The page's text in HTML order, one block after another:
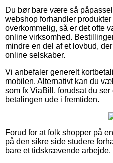
Du bør bare være så
webshop forhandler
overkommelig, så er det ofte
online virksomhed.
mindre en del af et lovbud,
online selskaber.
Vi anbefaler generelt
mobilen. Alternativt kan du
som fx ViaBill, forudsat du
betalingen ude i fremtiden.
Forud for at folk shopper på
på den sikre side studere
bare et tidskrævende arbejde.